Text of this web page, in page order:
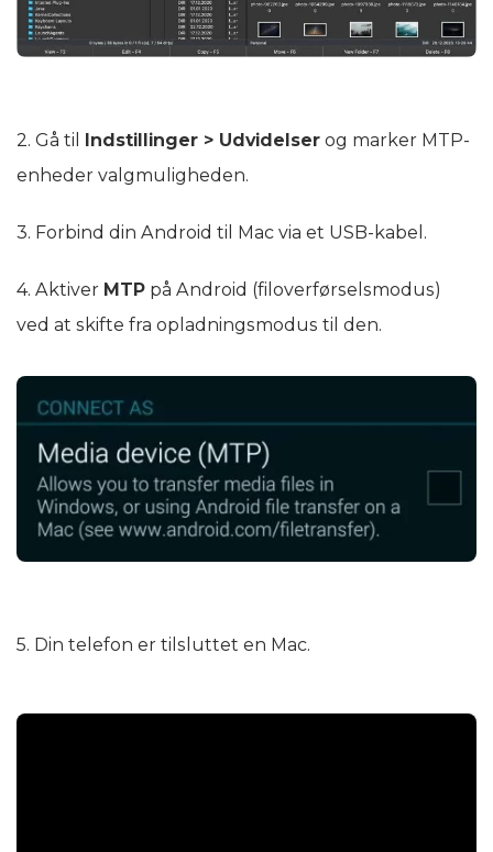
2. Gå til Indstillinger > Udvidelser og marker MTP-
enheder valgmuligheden.
3. Forbind din Android til Mac via et USB-kabel.
4. Aktiver MTP på Android (filoverførselsmodus)
ved at skifte fra opladningsmodus til den.
5. Din telefon er tilsluttet en Mac.